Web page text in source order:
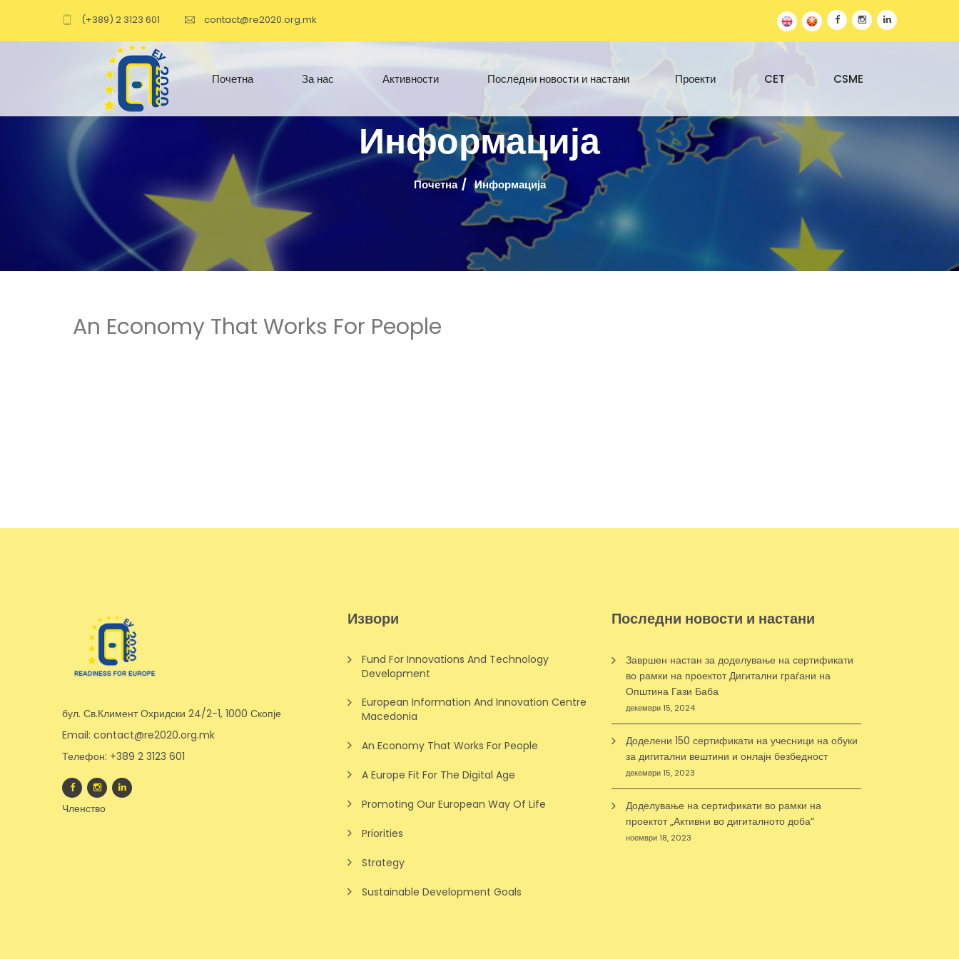
(+389) 2 3123 601 contact@re2020.org.mk
Почетна За нас Активности Последни новости и настани Проекти CET CSME
Информација
Почетна Информација
An Economy That Works For People
бул. Св.Климент Охридски 24/2-1, 1000 Скопје
Email: contact@re2020.org.mk
Телефон: +389 2 3123 601
Членство
Извори
Fund For Innovations And Technology
Development
European Information And Innovation Centre
Macedonia
An Economy That Works For People
A Europe Fit For The Digital Age
Promoting Our European Way Of Life
Priorities
Strategy
Sustainable Development Goals
Последни новости и настани
Завршен настан за доделување на сертификати
во рамки на проектот Дигитални граѓани на
Општина Гази Баба
декември 15, 2024
Доделени 150 сертификати на учесници на обуки
за дигитални вештини и онлајн безбедност
декември 15, 2023
Доделување на сертификати во рамки на
проектот „Активни во дигиталното доба“
ноември 18, 2023